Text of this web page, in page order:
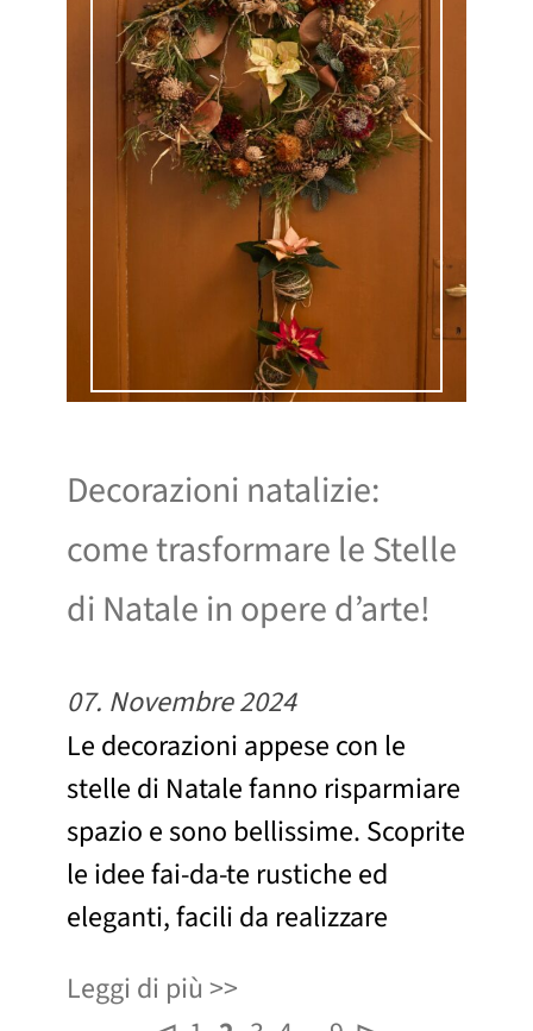
Decorazioni natalizie:
come trasformare le Stelle
di Natale in opere d’arte!
07. Novembre 2024
Le decorazioni appese con le
stelle di Natale fanno risparmiare
spazio e sono bellissime. Scoprite
le idee fai-da-te rustiche ed
eleganti, facili da realizzare
Leggi di più